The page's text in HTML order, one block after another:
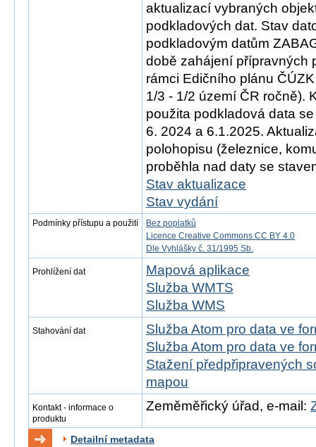
aktualizací vybraných
podkladových dat. Stav
podkladovým datům
době zahájení přípravných
rámci Edičního plánu
1/3 - 1/2 území ČR ročně).
použita podkladová data
6. 2024 a 6.1.2025.
polohopisu (železnice,
proběhla nad daty se
Stav aktualizace
Stav vydání
Podmínky přístupu a použití
Bez poplatků
Licence Creative Commons CC BY 4.0
Dle Vyhlášky č. 31/1995 Sb.
Prohlížení dat
Mapová aplikace
Služba WMTS
Služba WMS
Stahování dat
Služba Atom pro data ve
Služba Atom pro data ve
Stažení předpřipravených
mapou
Kontakt - informace o
produktu
Zeměměřický úřad, e-mail:
Detailní metadata